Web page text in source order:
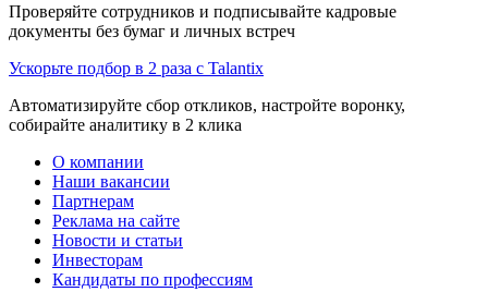
Проверяйте сотрудников и подписывайте кадровые
документы без бумаг и личных встреч
Ускорьте подбор в 2 раза с Talantix
Автоматизируйте сбор откликов, настройте воронку,
собирайте аналитику в 2 клика
О компании
Наши вакансии
Партнерам
Реклама на сайте
Новости и статьи
Инвесторам
Кандидаты по профессиям